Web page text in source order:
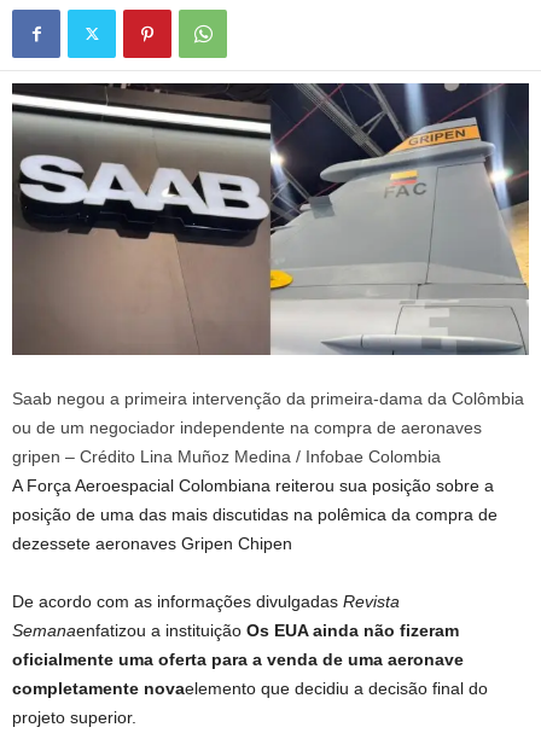
Saab negou a primeira intervenção da primeira-dama da Colômbia
ou de um negociador independente na compra de aeronaves
gripen – Crédito Lina Muñoz Medina / Infobae Colombia
A Força Aeroespacial Colombiana reiterou sua posição sobre a
posição de uma das mais discutidas na polêmica da compra de
dezessete aeronaves Gripen Chipen
De acordo com as informações divulgadas Revista
Semanaenfatizou a instituição Os EUA ainda não fizeram
oficialmente uma oferta para a venda de uma aeronave
completamente novaelemento que decidiu a decisão final do
projeto superior.